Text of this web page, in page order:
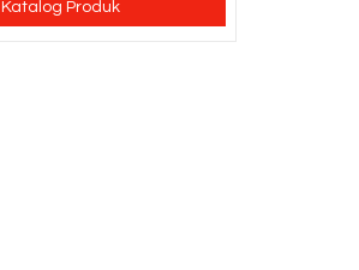
Katalog Produk